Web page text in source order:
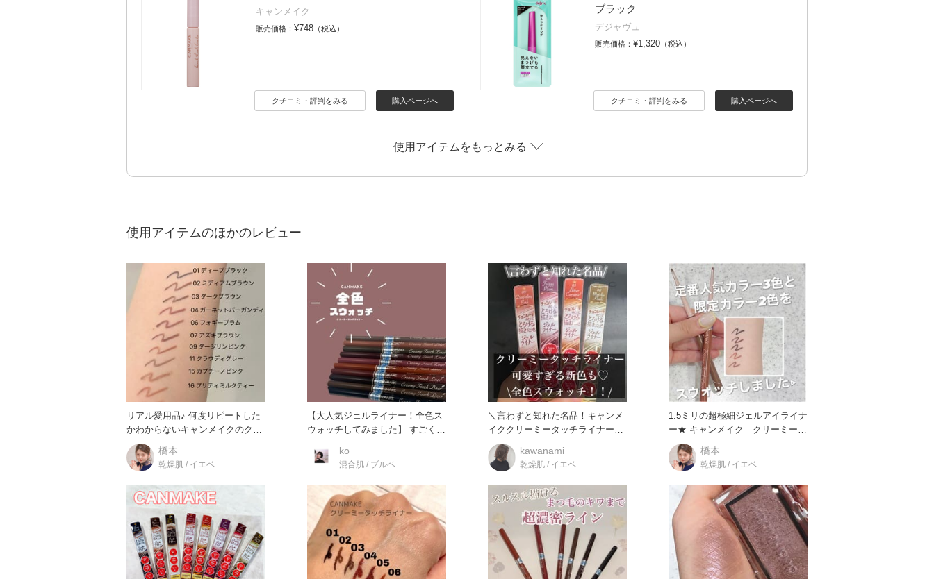
キャンメイク
販売価格： ¥748 （税込）
購入ページへ
クチコミ・評判をみる
ブラック
デジャヴュ
販売価格： ¥1,320 （税込）
購入ページへ
クチコミ・評判をみる
使用アイテムをもっとみる
使用アイテムのほかのレビュー
リアル愛用品♪ 何度リピートした
かわからないキャンメイクのクリ
ーミータッチライナー全色スウ
橋本
乾燥肌 / イエベ
【大人気ジェルライナー！全色ス
ウォッチしてみました】 すごく描
ko
混合肌 / ブルベ
＼言わずと知れた名品！キャンメ
イククリーミータッチライナー全
kawanami
乾燥肌 / イエベ
1.5ミリの超極細ジェルアイライナ
ー★ キャンメイク クリーミータ
ッチライナーの限定2色が
橋本
乾燥肌 / イエベ